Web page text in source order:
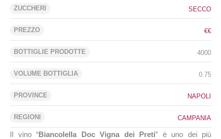
ZUCCHERI SECCO
PREZZO €€
BOTTIGLIE PRODOTTE 4000
VOLUME BOTTIGLIA 0.75
PROVINCE NAPOLI
REGIONI CAMPANIA
Il vino “Biancolella Doc Vigna dei Preti” è uno dei più